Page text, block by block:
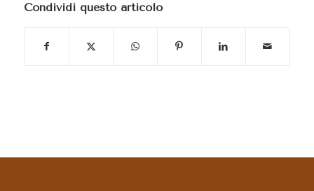
Condividi questo articolo